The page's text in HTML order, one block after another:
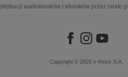
audiobooków i ebooków przez nexto.pl
Copyright © 2026 e-Kiosk S.A.